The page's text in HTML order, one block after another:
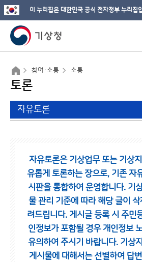
이 누리집은 대한민국 공식 전자정부 누리집
참여·소통 소통
토론
자유토론
자유토론은 기상업무 또는 기상
유롭게 토론하는 장으로, 기존 자
시판을 통합하여 운영합니다. 기
물 관리 기준에 따라 해당 글이
려드립니다. 게시글 등록 시 주민
인정보가 포함될 경우 개인정보
유의하여 주시기 바랍니다. 기상
게시물에 대해서는 선별하여 답